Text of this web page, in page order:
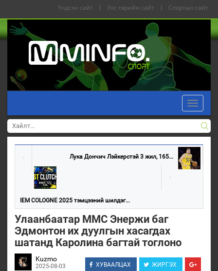
Үндсэн сайт | Улс төрийн сайт | Спортын сайт
Toggle
Лука Дончич Лэйкерстэй 3 жил, 165...
IEM COLOGNE 2025 тэмцээний шилдэг...
Улаанбаатар ММС Энержи баг
Эдмонтон их дуулгын хасагдах
шатанд Каролина багтай тоглоно
Kuzmo
2025-08-03 ХУВААЛЦАХ ЖИРГЭХ